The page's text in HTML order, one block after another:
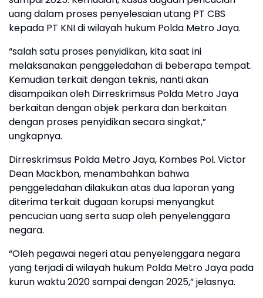
uang dalam proses penyelesaian utang PT CBS
kepada PT KNI di wilayah hukum Polda Metro Jaya.
“salah satu proses penyidikan, kita saat ini
melaksanakan penggeledahan di beberapa tempat.
Kemudian terkait dengan teknis, nanti akan
disampaikan oleh Dirreskrimsus Polda Metro Jaya
berkaitan dengan objek perkara dan berkaitan
dengan proses penyidikan secara singkat,”
ungkapnya.
Dirreskrimsus Polda Metro Jaya, Kombes Pol. Victor
Dean Mackbon, menambahkan bahwa
penggeledahan dilakukan atas dua laporan yang
diterima terkait dugaan korupsi menyangkut
pencucian uang serta suap oleh penyelenggara
negara.
“Oleh pegawai negeri atau penyelenggara negara
yang terjadi di wilayah hukum Polda Metro Jaya pada
kurun waktu 2020 sampai dengan 2025,” jelasnya.